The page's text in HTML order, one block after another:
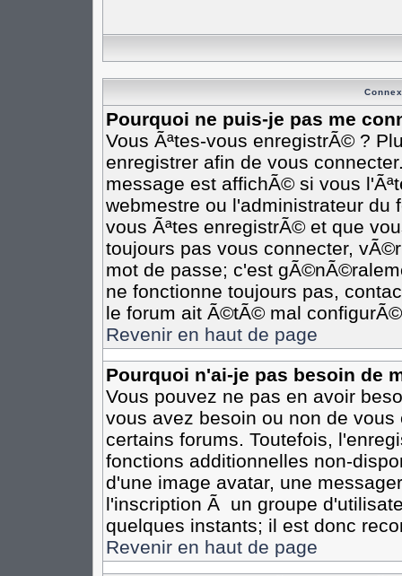
Pourquoi ne puis-je pas me
Vous Ãªtes-vous enregistrÃ© ?
enregistrer afin de vous
message est affichÃ© si vous
webmestre ou l'administrateur du
vous Ãªtes enregistrÃ© et que
toujours pas vous connecter,
mot de passe; c'est
ne fonctionne toujours pas,
le forum ait Ã©tÃ© mal
Revenir en haut de page
Pourquoi n'ai-je pas besoin de
Vous pouvez ne pas en avoir
vous avez besoin ou non de
certains forums. Toutefois,
fonctions additionnelles non-
d'une image avatar, une
l'inscription Ã un groupe
quelques instants; il est donc
Revenir en haut de page